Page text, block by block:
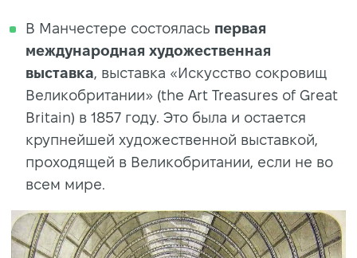
В Манчестере состоялась первая
международная художественная
выставка, выставка «Искусство сокровищ
Великобритании» (the Art Treasures of Great
Britain) в 1857 году. Это была и остается
крупнейшей художественной выставкой,
проходящей в Великобритании, если не во
всем мире.